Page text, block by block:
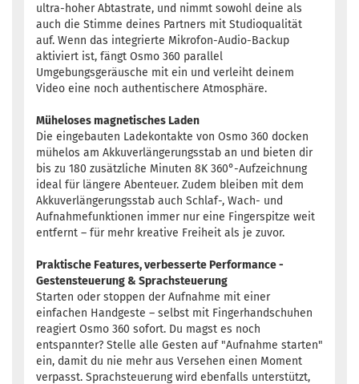
ultra-hoher Abtastrate, und nimmt sowohl deine als
auch die Stimme deines Partners mit Studioqualität
auf. Wenn das integrierte Mikrofon-Audio-Backup
aktiviert ist, fängt Osmo 360 parallel
Umgebungsgeräusche mit ein und verleiht deinem
Video eine noch authentischere Atmosphäre.
Müheloses magnetisches Laden
Die eingebauten Ladekontakte von Osmo 360 docken
mühelos am Akkuverlängerungsstab an und bieten dir
bis zu 180 zusätzliche Minuten 8K 360°-Aufzeichnung
ideal für längere Abenteuer. Zudem bleiben mit dem
Akkuverlängerungsstab auch Schlaf-, Wach- und
Aufnahmefunktionen immer nur eine Fingerspitze weit
entfernt – für mehr kreative Freiheit als je zuvor.
Praktische Features, verbesserte Performance -
Gestensteuerung & Sprachsteuerung
Starten oder stoppen der Aufnahme mit einer
einfachen Handgeste – selbst mit Fingerhandschuhen
reagiert Osmo 360 sofort. Du magst es noch
entspannter? Stelle alle Gesten auf "Aufnahme starten"
ein, damit du nie mehr aus Versehen einen Moment
verpasst. Sprachsteuerung wird ebenfalls unterstützt,